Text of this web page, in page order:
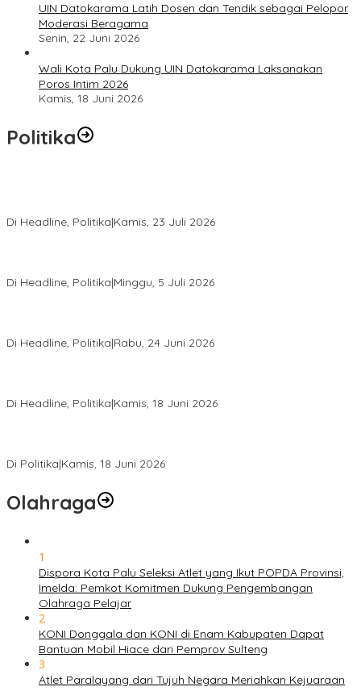
UIN Datokarama Latih Dosen dan Tendik sebagai Pelopor
Moderasi Beragama
Senin, 22 Juni 2026
Wali Kota Palu Dukung UIN Datokarama Laksanakan
Poros Intim 2026
Kamis, 18 Juni 2026
Politika
Di Headline, Politika|Kamis, 23 Juli 2026
Di Headline, Politika|Minggu, 5 Juli 2026
Di Headline, Politika|Rabu, 24 Juni 2026
Di Headline, Politika|Kamis, 18 Juni 2026
Di Politika|Kamis, 18 Juni 2026
Olahraga
1
Dispora Kota Palu Seleksi Atlet yang Ikut POPDA Provinsi,
Imelda: Pemkot Komitmen Dukung Pengembangan
Olahraga Pelajar
2
KONI Donggala dan KONI di Enam Kabupaten Dapat
Bantuan Mobil Hiace dari Pemprov Sulteng
3
Atlet Paralayang dari Tujuh Negara Meriahkan Kejuaraan